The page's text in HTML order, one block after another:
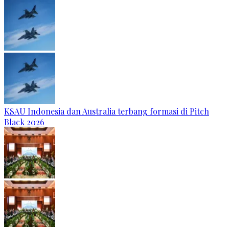
KSAU Indonesia dan Australia terbang formasi di Pitch
Black 2026